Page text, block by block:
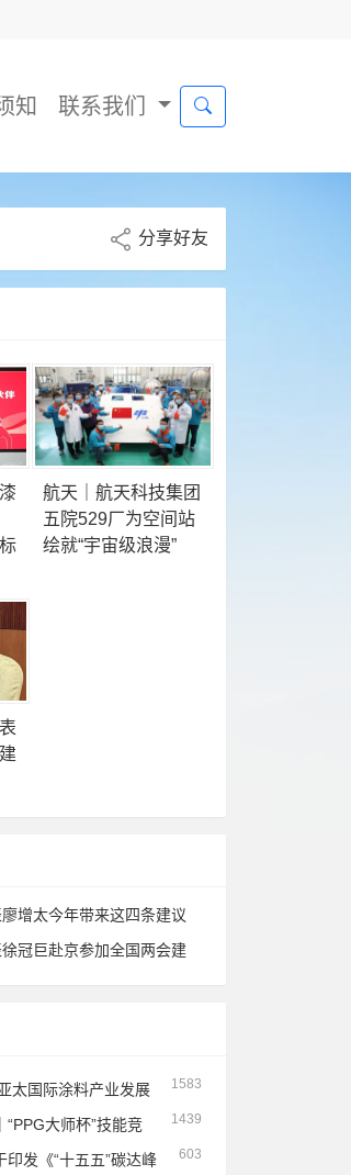
知 联系我们
分享好友
航天｜航天科技集团
五院529厂为空间站
绘就“宇宙级浪漫”
增太今年带来这四条建议
冠巨赴京参加全国两会建
1583
太国际涂料产业发展
International Coatings Ind
Agenda
1439
大师杯”技能竞
鸦体验区同步开放
603
发《“十五五”碳达峰